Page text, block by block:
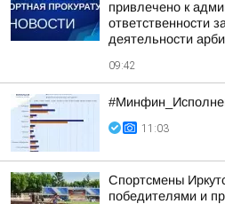
привлечено к
ответственности
деятельности
09:42
11:03
Спортсмены
победителями и